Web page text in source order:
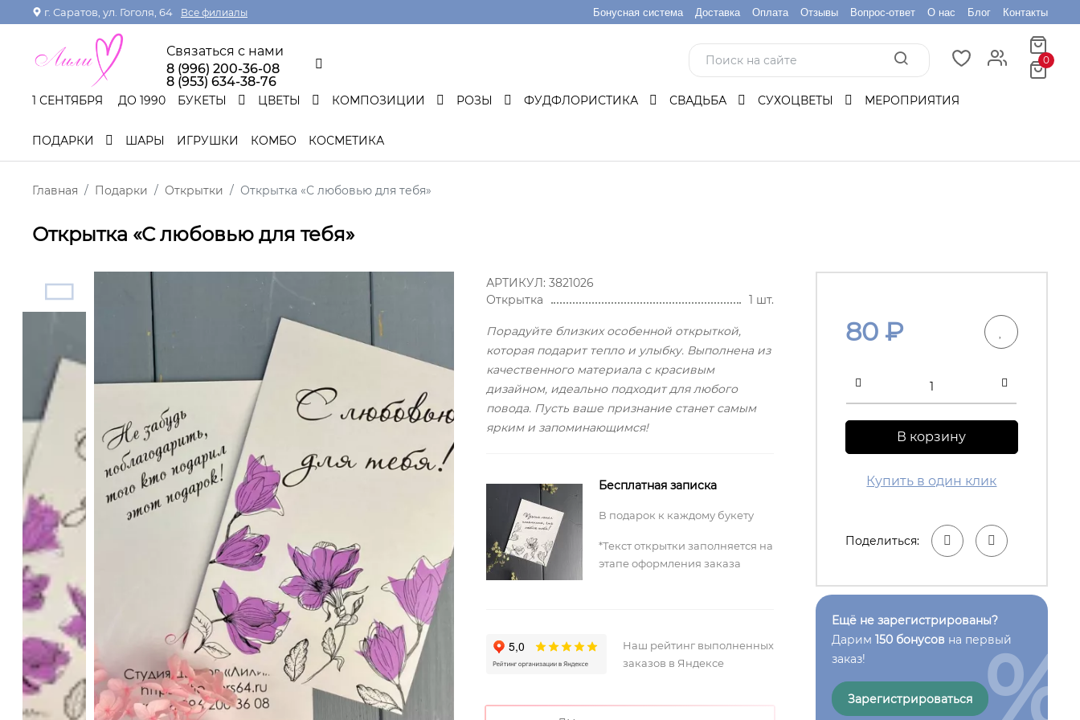
г. Саратов, ул. Гоголя, 64 Все филиалы Бонусная система Доставка Оплата Отзывы Вопрос-ответ О нас Блог Контакты
Связаться с нами
8 (996) 200-36-08
8 (953) 634-38-76
0
1 СЕНТЯБРЯ ДО 1990 БУКЕТЫ ЦВЕТЫ КОМПОЗИЦИИ РОЗЫ ФУДФЛОРИСТИКА СВАДЬБА СУХОЦВЕТЫ МЕРОПРИЯТИЯ
ПОДАРКИ ШАРЫ ИГРУШКИ КОМБО КОСМЕТИКА
Главная Подарки Открытки Открытка «С любовью для тебя»
Открытка «С любовью для тебя»
АРТИКУЛ: 3821026
Открытка
1 шт.
Порадуйте близких особенной открыткой,
которая подарит тепло и улыбку. Выполнена из
качественного материала с красивым
дизайном, идеально подходит для любого
повода. Пусть ваше признание станет самым
ярким и запоминающимся!
Бесплатная записка
В подарок к каждому букету
*Текст открытки заполняется на
этапе оформления заказа
Наш рейтинг выполненных
заказов в Яндексе
80₽
В корзину
Купить в один клик
Поделиться:
Ещё не зарегистрированы?
Дарим 150 бонусов на первый
заказ!
Зарегистрироваться %